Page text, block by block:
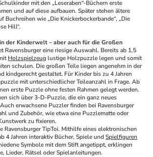
mit den „Leseraben“-Büchern erste
und auf diese aufbauen. Später stehen ältere
Buchreihen wie „Die Knickerbockerbande“, „Die
Hill“.
der Kinderwelt – aber auch für die Großen
Ravensburger eine riesige Auswahl. Bereits ab 1,5
Holzspielzeug lustige Holzpuzzle legen und somit
schulen. Die großen Teile liegen angenehm in der
kindgerecht gestaltet. Für Kinder bis zu 4 Jahren
mit unterschiedlicher Teileanzahl in Frage. Ab
erste Puzzle ohne festen Rahmen gelegt werden.
sich über 3-D-Puzzle, die ein ganz neues
erwachsene Puzzler finden bei Ravensburger
und Zubehör, wie etwa eine Puzzlematte oder
zu fixieren.
Ravensburger TipToi. Mithilfe eines elektronischen
4 Jahren interaktiv Bücher, Spiele und Spielfiguren
Symbole mit dem Stift angetippt, erklingen
Lieder, Rätsel oder Spielanleitungen.